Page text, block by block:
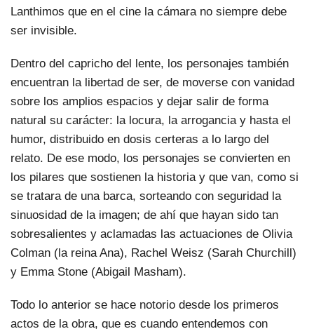
Lanthimos que en el cine la cámara no siempre debe
ser invisible.
Dentro del capricho del lente, los personajes también
encuentran la libertad de ser, de moverse con vanidad
sobre los amplios espacios y dejar salir de forma
natural su carácter: la locura, la arrogancia y hasta el
humor, distribuido en dosis certeras a lo largo del
relato. De ese modo, los personajes se convierten en
los pilares que sostienen la historia y que van, como si
se tratara de una barca, sorteando con seguridad la
sinuosidad de la imagen; de ahí que hayan sido tan
sobresalientes y aclamadas las actuaciones de Olivia
Colman (la reina Ana), Rachel Weisz (Sarah Churchill)
y Emma Stone (Abigail Masham).
Todo lo anterior se hace notorio desde los primeros
actos de la obra, que es cuando entendemos con